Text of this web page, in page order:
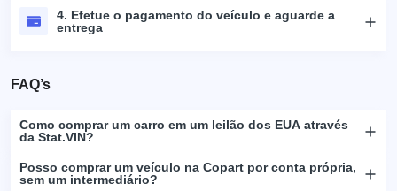
4. Efetue o pagamento do veículo e aguarde a
entrega
FAQ’s
Como comprar um carro em um leilão dos EUA através
da Stat.VIN?
Posso comprar um veículo na Copart por conta própria,
sem um intermediário?